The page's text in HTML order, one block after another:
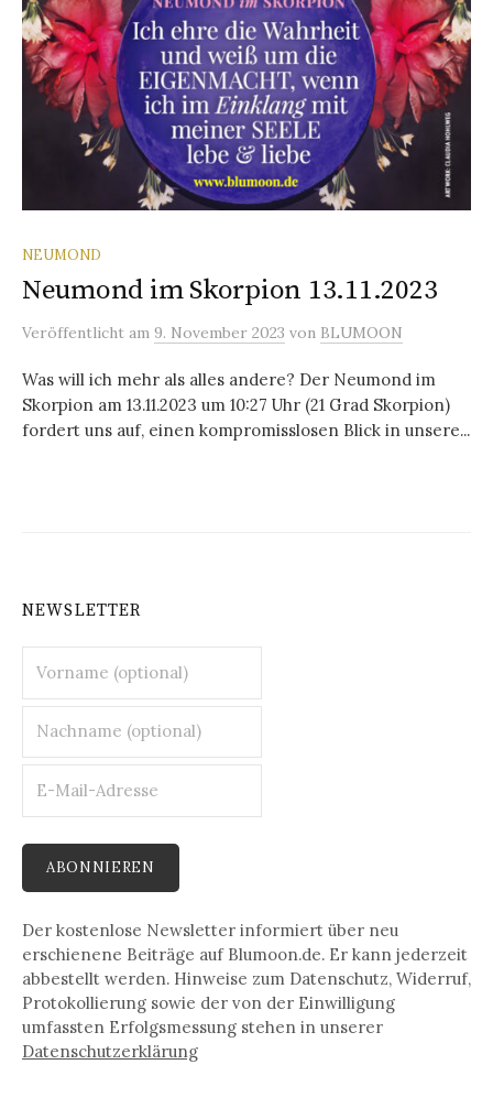
NEUMOND
Neumond im Skorpion 13.11.2023
Veröffentlicht am 9. November 2023 von BLUMOON
Was will ich mehr als alles andere? Der Neumond im
Skorpion am 13.11.2023 um 10:27 Uhr (21 Grad Skorpion)
fordert uns auf, einen kompromisslosen Blick in unsere...
NEWSLETTER
Der kostenlose Newsletter informiert über neu
erschienene Beiträge auf Blumoon.de. Er kann jederzeit
abbestellt werden. Hinweise zum Datenschutz, Widerruf,
Protokollierung sowie der von der Einwilligung
umfassten Erfolgsmessung stehen in unserer
Datenschutz­erklärung